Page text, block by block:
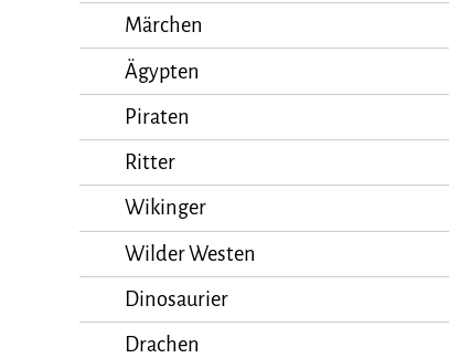
Märchen
Ägypten
Piraten
Ritter
Wikinger
Wilder Westen
Dinosaurier
Drachen